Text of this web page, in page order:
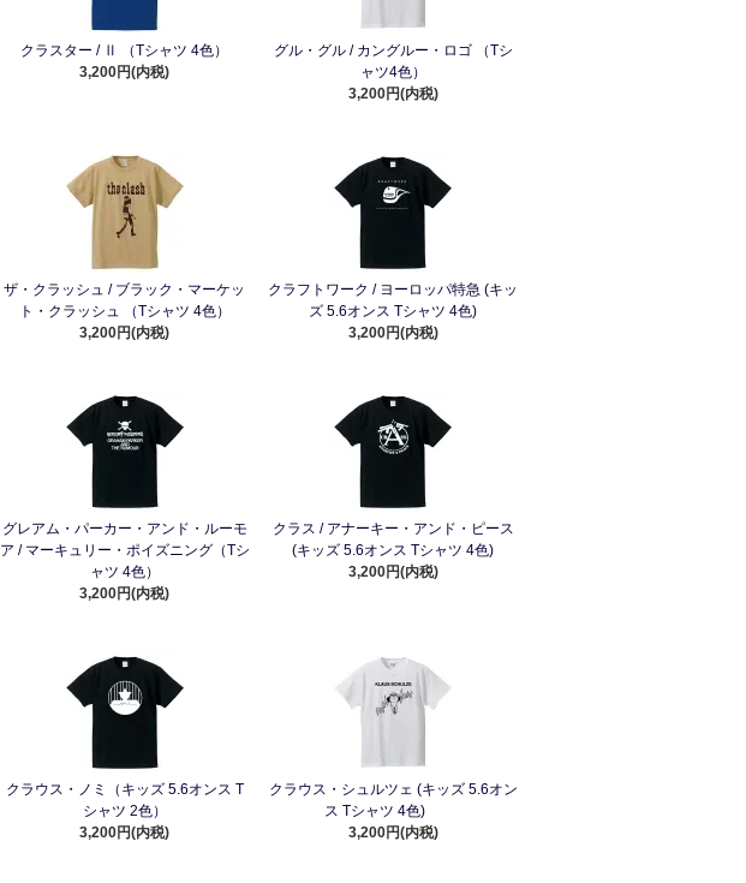
クラスター / Ⅱ （Tシャツ 4色）
3,200円(内税)
グル・グル / カングルー・ロゴ （Tシ
ャツ4色）
3,200円(内税)
ザ・クラッシュ / ブラック・マーケッ
ト・クラッシュ （Tシャツ 4色）
3,200円(内税)
クラフトワーク / ヨーロッパ特急 (キッ
ズ 5.6オンス Tシャツ 4色)
3,200円(内税)
グレアム・パーカー・アンド・ルーモ
ア / マーキュリー・ポイズニング（Tシ
ャツ 4色）
3,200円(内税)
クラス / アナーキー・アンド・ピース
(キッズ 5.6オンス Tシャツ 4色)
3,200円(内税)
クラウス・ノミ（キッズ 5.6オンス T
シャツ 2色）
3,200円(内税)
クラウス・シュルツェ (キッズ 5.6オン
ス Tシャツ 4色)
3,200円(内税)